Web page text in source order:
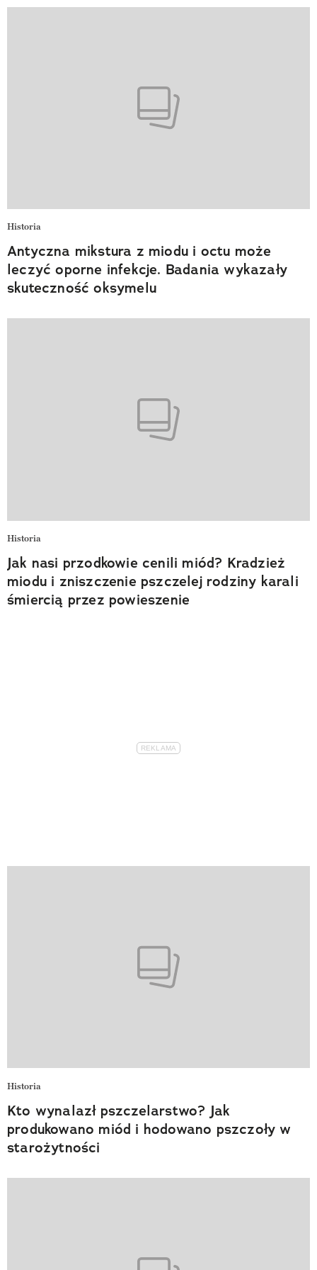
Historia
Antyczna mikstura z miodu i octu może
leczyć oporne infekcje. Badania wykazały
skuteczność oksymelu
Historia
Jak nasi przodkowie cenili miód? Kradzież
miodu i zniszczenie pszczelej rodziny karali
śmiercią przez powieszenie
Historia
Kto wynalazł pszczelarstwo? Jak
produkowano miód i hodowano pszczoły w
starożytności